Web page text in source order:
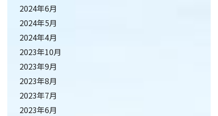
2024年6月
2024年5月
2024年4月
2023年10月
2023年9月
2023年8月
2023年7月
2023年6月